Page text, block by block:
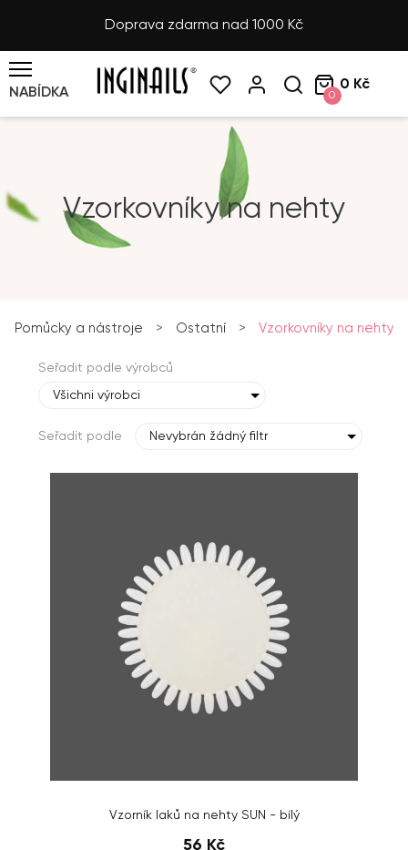
Doprava zdarma nad 1000 Kč
NABÍDKA 0
0 Kč
Vzorkovníky na nehty
Pomůcky a nástroje > Ostatní > Vzorkovníky na nehty
Seřadit podle výrobců
Všichni výrobci
Seřadit podle Nevybrán žádný filtr
Vzorník laků na nehty SUN - bílý
56 Kč